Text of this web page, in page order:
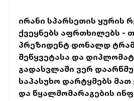
ირანი სპარსეთის ყურის
ქვეყნებს აფრთხილებს -
პრეზიდენტ დონალდ
შეწყვეტასა და
გადასვლაში ვერ
საპასუხო დარტყმებს
და წყალმომარაგების